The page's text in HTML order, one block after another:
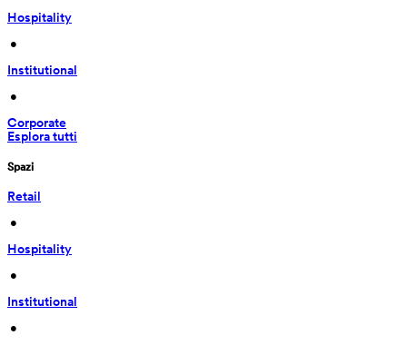
Hospitality
•
Institutional
•
Corporate
Esplora tutti
Spazi
Retail
•
Hospitality
•
Institutional
•